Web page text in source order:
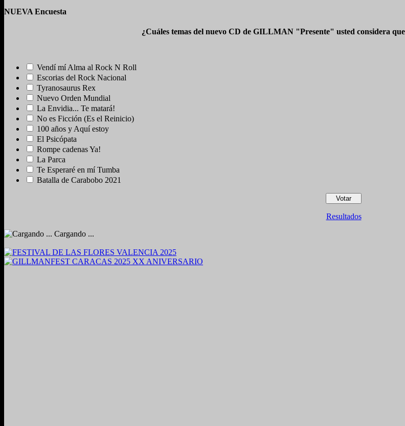
NUEVA Encuesta
¿Cuáles temas del nuevo CD de GILLMAN "Presente" usted considera
Vendí mí Alma al Rock N Roll
Escorias del Rock Nacional
Tyranosaurus Rex
Nuevo Orden Mundial
La Envidia... Te matará!
No es Ficción (Es el Reinicio)
100 años y Aquí estoy
El Psicópata
Rompe cadenas Ya!
La Parca
Te Esperaré en mí Tumba
Batalla de Carabobo 2021
Resultados
Cargando ...